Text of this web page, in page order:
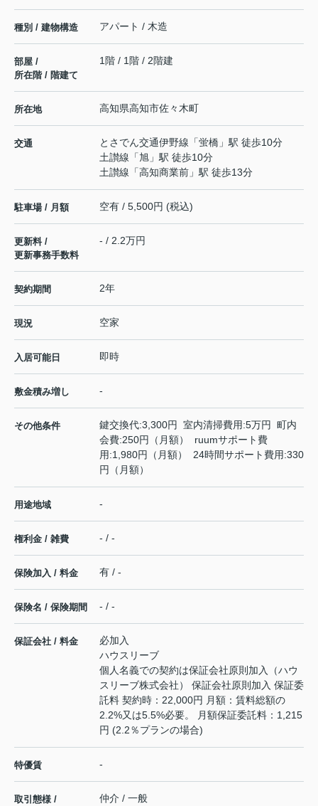
種別 / 建物構造 アパート / 木造
部屋 /
所在階 / 階建て
1階 / 1階 / 2階建
所在地 高知県高知市佐々木町
交通 とさでん交通伊野線 「蛍橋 」駅 徒歩10分
土讃線 「旭 」駅 徒歩10分
土讃線 「高知商業前 」駅 徒歩13分
駐車場 / 月額 空有 / 5,500円 (税込)
更新料 /
更新事務手数料
- / 2.2万円
契約期間 2年
現況 空家
入居可能日 即時
敷金積み増し -
その他条件
鍵交換代:3,300円 室内清掃費用:5万円 町内
会費:250円（月額） ruumサポート費
用:1,980円（月額） 24時間サポート費用:330
円（月額）
用途地域 -
権利金 / 雑費 - / -
保険加入 / 料金 有 / -
保険名 / 保険期間 - / -
保証会社 / 料金
必加入
ハウスリーブ
個人名義での契約は保証会社原則加入（ハウ
スリーブ株式会社） 保証会社原則加入 保証委
託料 契約時：22,000円 月額：賃料総額の
2.2%又は5.5%必要。 月額保証委託料：1,215
円 (2.2％プランの場合)
特優賃 -
取引態様 /
仲介 / 一般